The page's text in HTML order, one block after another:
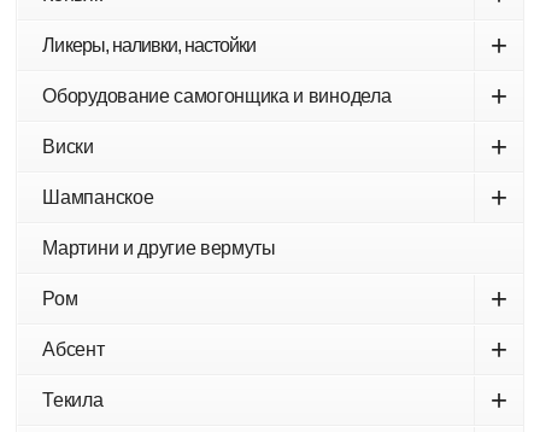
Ликеры, наливки, настойки +
Оборудование самогонщика и винодела +
Виски +
Шампанское +
Мартини и другие вермуты
Ром +
Абсент +
Текила +